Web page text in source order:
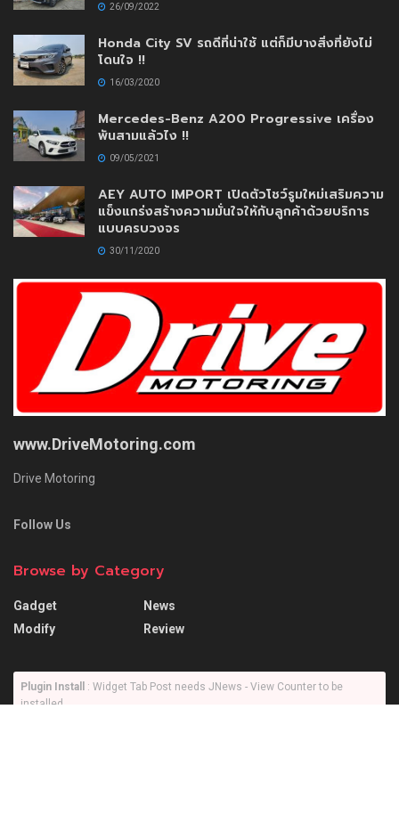
26/09/2022
Honda City SV รถดีที่น่าใช้ แต่ก็มีบางสิ่งที่ยังไม่
โดนใจ !!
16/03/2020
Mercedes-Benz A200 Progressive เครื่อง
พันสามแล้วไง !!
09/05/2021
AEY AUTO IMPORT เปิดตัวโชว์รูมใหม่เสริมความ
แข็งแกร่งสร้างความมั่นใจให้กับลูกค้าด้วยบริการ
แบบครบวงจร
30/11/2020
www.DriveMotoring.com
Drive Motoring
Follow Us
Browse by Category
Gadget
Modify
News
Review
Plugin Install
: Widget Tab Post needs JNews - View Counter to be
installed